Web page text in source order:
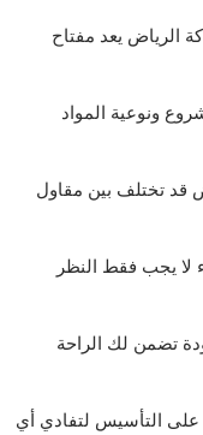
الرياض يعد مفتاح
ونوعية المواد
قد تختلف بين مقاول
لا يجب فقط النظر
تضمن لك الراحة
التأسيس لتفادي أي